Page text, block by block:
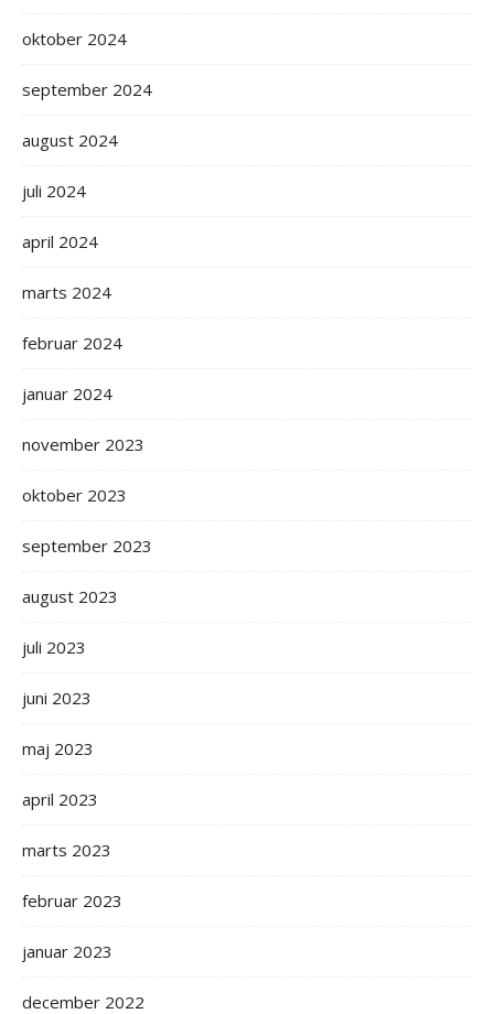
oktober 2024
september 2024
august 2024
juli 2024
april 2024
marts 2024
februar 2024
januar 2024
november 2023
oktober 2023
september 2023
august 2023
juli 2023
juni 2023
maj 2023
april 2023
marts 2023
februar 2023
januar 2023
december 2022